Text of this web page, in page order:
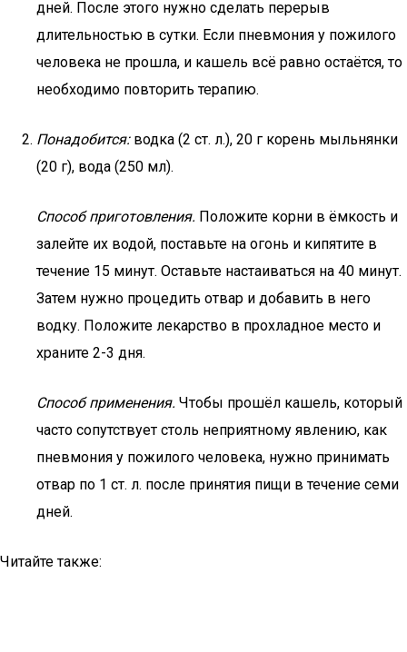
дней. После этого нужно сделать перерыв
длительностью в сутки. Если пневмония у пожилого
человека не прошла, и кашель всё равно остаётся, то
необходимо повторить терапию.
Понадобится:водка (2 ст. л.), 20 г корень мыльнянки
(20 г), вода (250 мл).
Способ приготовления. Положите корни в ёмкость и
залейте их водой, поставьте на огонь и кипятите в
течение 15 минут. Оставьте настаиваться на 40 минут.
Затем нужно процедить отвар и добавить в него
водку. Положите лекарство в прохладное место и
храните 2-3 дня.
Способ применения. Чтобы прошёл кашель, который
часто сопутствует столь неприятному явлению, как
пневмония у пожилого человека, нужно принимать
отвар по 1 ст. л. после принятия пищи в течение семи
дней.
Читайте также: